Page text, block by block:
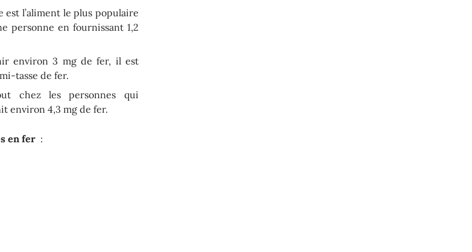
est l’aliment le plus populaire
personne en fournissant 1,2
environ 3 mg de fer, il est
tasse de fer.
chez les personnes qui
environ 4,3 mg de fer.
en fer :